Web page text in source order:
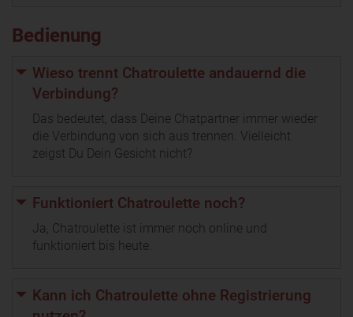
Bedienung
Wieso trennt Chatroulette andauernd die
Verbindung?
Das bedeutet, dass Deine Chatpartner immer wieder
die Verbindung von sich aus trennen. Vielleicht
zeigst Du Dein Gesicht nicht?
Funktioniert Chatroulette noch?
Ja, Chatroulette ist immer noch online und
funktioniert bis heute.
Kann ich Chatroulette ohne Registrierung